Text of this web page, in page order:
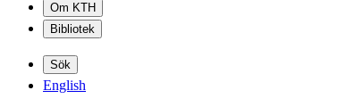
Om KTH
Bibliotek
Sök
English